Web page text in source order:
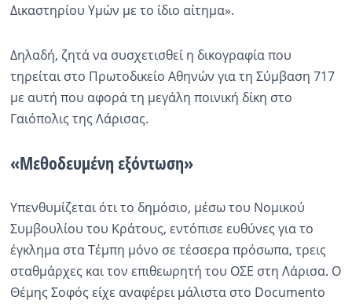
Δικαστηρίου Υμών με το ίδιο αίτημα».
Δηλαδή, ζητά να συσχετισθεί η δικογραφία που
τηρείται στο Πρωτοδικείο Αθηνών για τη Σύμβαση 717
με αυτή που αφορά τη μεγάλη ποινική δίκη στο
Γαιόπολις της Λάρισας.
«Μεθοδευμένη εξόντωση»
Υπενθυμίζεται ότι το δημόσιο, μέσω του Νομικού
Συμβουλίου του Κράτους, εντόπισε ευθύνες για το
έγκλημα στα Τέμπη μόνο σε τέσσερα πρόσωπα, τρεις
σταθμάρχες και τον επιθεωρητή του ΟΣΕ στη Λάρισα. Ο
Θέμης Σοφός είχε αναφέρει μάλιστα στο Documento